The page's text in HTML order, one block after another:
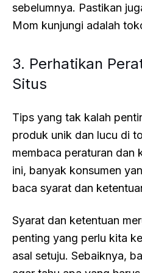
sebelumnya. Pastikan
Mom kunjungi adalah
3. Perhatikan
Situs
Tips yang tak kalah
produk unik dan lucu di
membaca peraturan dan
ini, banyak konsumen
baca syarat dan
Syarat dan ketentuan
penting yang perlu kita
asal setuju. Sebaiknya,